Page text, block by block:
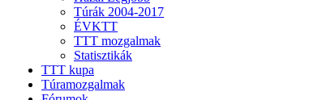
Túrák 2004-2017
ÉVKTT
TTT mozgalmak
Statisztikák
TTT kupa
Túramozgalmak